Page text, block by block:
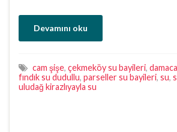
Devamını oku
cam şişe, çekmeköy su bayileri,
fındık su dudullu, parseller su bayileri, su,
uludağ kirazlıyayla su